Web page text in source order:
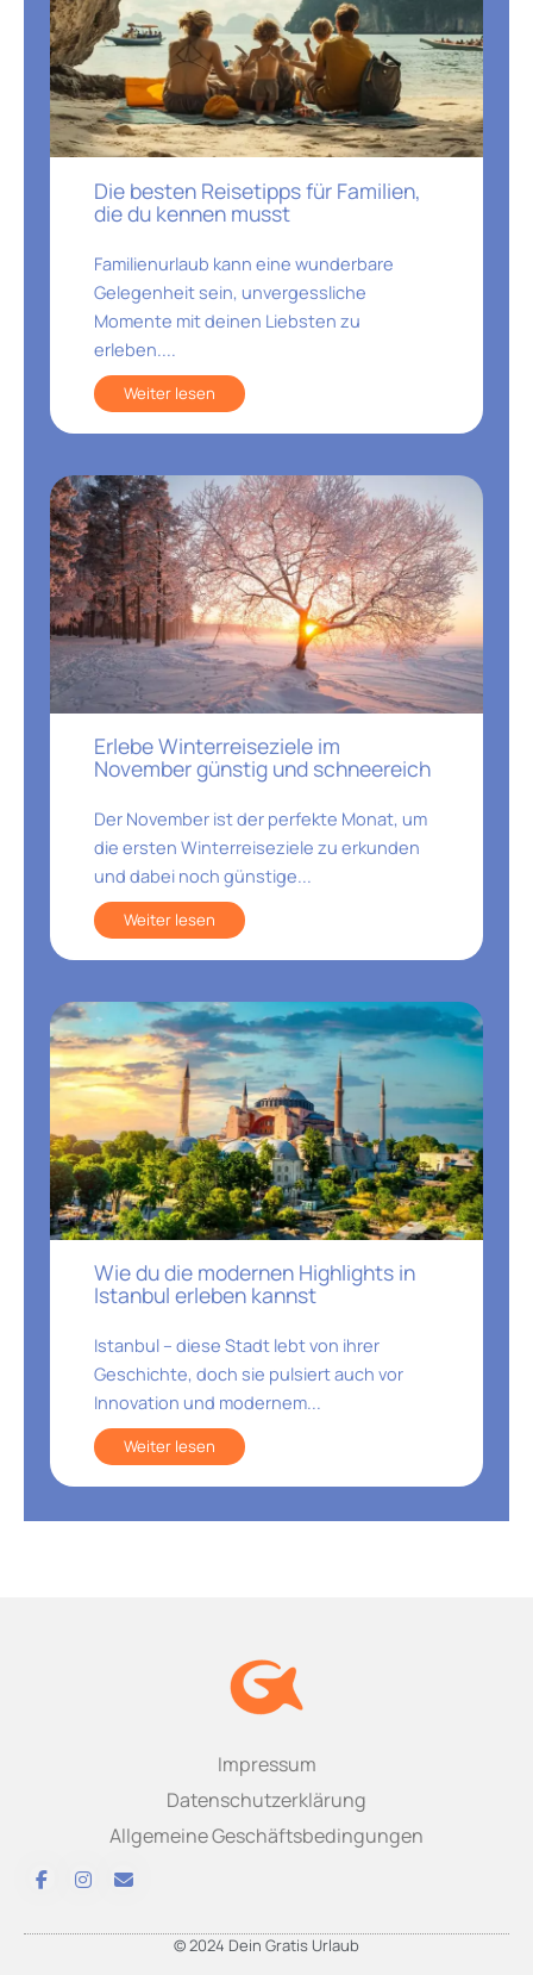
Die besten Reisetipps für Familien,
die du kennen musst
Familienurlaub kann eine wunderbare
Gelegenheit sein, unvergessliche
Momente mit deinen Liebsten zu
erleben....
Weiter lesen
Erlebe Winterreiseziele im
November günstig und schneereich
Der November ist der perfekte Monat, um
die ersten Winterreiseziele zu erkunden
und dabei noch günstige...
Weiter lesen
Wie du die modernen Highlights in
Istanbul erleben kannst
Istanbul – diese Stadt lebt von ihrer
Geschichte, doch sie pulsiert auch vor
Innovation und modernem...
Weiter lesen
Impressum
Datenschutzerklärung
Allgemeine Geschäftsbedingungen
© 2024 Dein Gratis Urlaub